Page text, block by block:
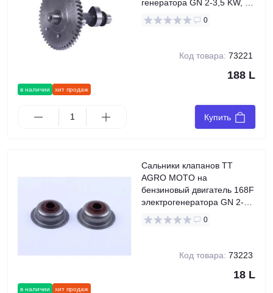
в наличии хит продаж
генератора GN 2-3,5 KW, Z-
48
0
Код товара: 73221
188 L
Купить
в наличии хит продаж
Сальники клапанов TT
AGRO MOTO на
бензиновый двигатель 168F
электрогенератора GN 2-
3,5 KW, к-т: 2 шт.,
21x16x15x5x8
0
Код товара: 73223
18 L